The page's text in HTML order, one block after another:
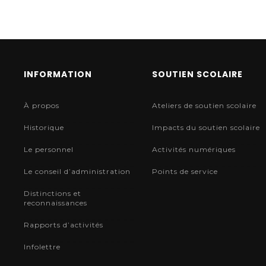
INFORMATION
À propos
Historique
Le personnel
Le conseil d’administration
Distinctions et
reconnaissances
Rapports d’activités
Infolettre
SOUTIEN SCOLAIRE
Ateliers de soutien scolaire
Impacts du soutien scolaire
Activités numériques
Points de service